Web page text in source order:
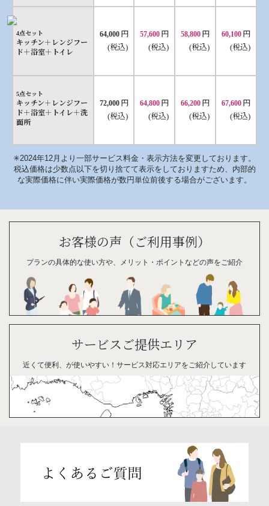
4点セット
キッチン＋レンジフー
ド＋浴室＋トイレ
64,000 円
(税込)
57,600 円
(税込)
58,800 円
(税込)
60,100 円
(税込)
5点セット
キッチン＋レンジフー
ド＋浴室＋トイレ＋洗
面所
72,000 円
(税込)
64,800 円
(税込)
66,200 円
(税込)
67,600 円
(税込)
✳︎2024年12月より一部サービス料金・表示方法を変更しております。
税込価格は少数点以下を切り捨てて表示をしておりますため、内部的
な実際価格に伴い実際価格が数円単位前後する場合がございます。
お客様の声（ご利用事例）
プランの具体的な使い方や、 メリット・ ポイントなどの声をご紹介
サービスご提供エリア
近くて便利、が使いやすい！ サービス対応エリアをご紹介しています